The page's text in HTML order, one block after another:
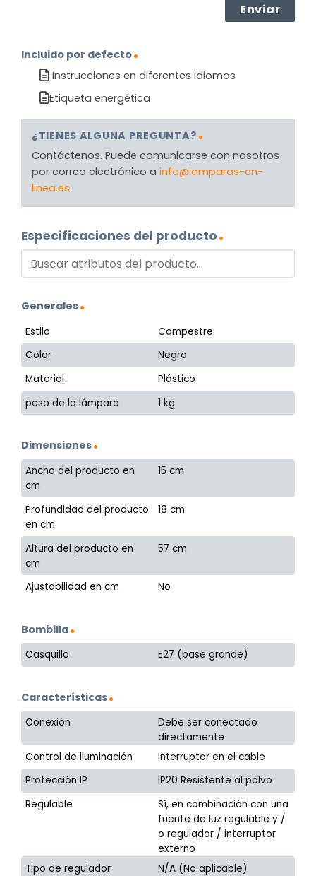
Incluido por defecto
Instrucciones en diferentes idiomas
Etiqueta energética
¿TIENES ALGUNA PREGUNTA?
Contáctenos. Puede comunicarse con nosotros
por correo electrónico a info@lamparas-en-
linea.es.
Especificaciones del producto
Generales
Estilo
Campestre
Color
Negro
Material
Plástico
peso de la lámpara
1 kg
Dimensiones
Ancho del producto en
cm
15 cm
Profundidad del producto
en cm
18 cm
Altura del producto en
cm
57 cm
Ajustabilidad en cm No
Bombilla
Casquillo E27 (base grande)
Características
Conexión
Debe ser conectado
directamente
Control de iluminación
Interruptor en el cable
Protección IP
IP20 Resistente al polvo
Regulable
Sí, en combinación con una
fuente de luz regulable y /
o regulador / interruptor
externo
Tipo de regulador
N/A (No aplicable)